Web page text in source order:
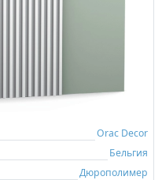
Orac Decor
Бельгия
Дюрополимер